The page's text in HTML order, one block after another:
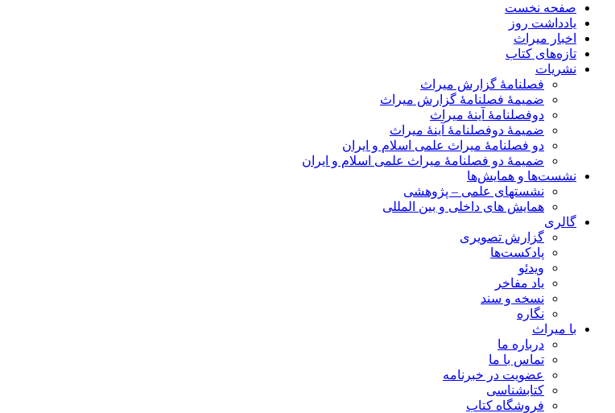
صفحه نخست
یادداشت روز
اخبار میراث
تازه‌های کتاب
نشریات
فصلنامۀ گزارش میراث
ضمیمۀ فصلنامۀ گزارش میراث
دوفصلنامۀ آینۀ میراث
ضمیمۀ دوفصلنامۀ آینۀ میراث
دو فصلنامۀ میراث علمی اسلام و ایران
ضمیمۀ دو فصلنامۀ میراث علمی اسلام و ایران
نشست‌ها و همایش‌ها
نشستهای علمی – پژوهشی
همایش های داخلی و بین المللی
گالری
گزارش تصویری
پادکست‌ها
ویدئو
یاد مفاخر
نسخه و سند
نگاره
با میراث
درباره ما
تماس با ما
عضویت در خبرنامه
کتابشناسی
فروشگاه کتاب